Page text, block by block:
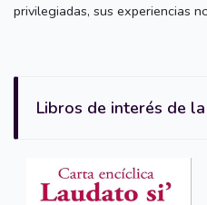
privilegiadas, sus experiencias
Libros de interés de